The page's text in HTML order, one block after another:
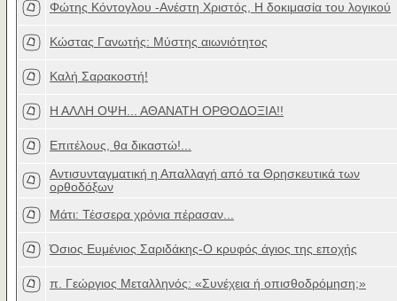
Φώτης Κόντογλου -Ανέστη Χριστός, Η δοκιμασία του λογικού
Κώστας Γανωτής: Μύστης αιωνιότητος
Καλή Σαρακοστή!
Η ΑΛΛΗ ΟΨΗ... ΑΘΑΝΑΤΗ ΟΡΘΟΔΟΞΙΑ!!
Επιτέλους, θα δικαστώ!...
Αντισυνταγματική η Απαλλαγή από τα Θρησκευτικά των
ορθοδόξων
Μάτι: Τέσσερα χρόνια πέρασαν...
Όσιος Ευμένιος Σαριδάκης-Ο κρυφός άγιος της εποχής
π. Γεώργιος Μεταλληνός: «Συνέχεια ή οπισθοδρόμηση;»